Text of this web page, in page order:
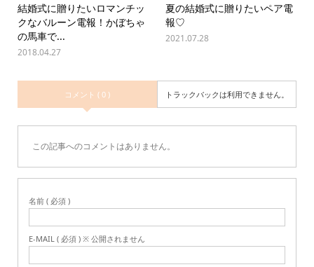
結婚式に贈りたいロマンチッ
クなバルーン電報！かぼちゃ
の馬車で...
2018.04.27
夏の結婚式に贈りたいペア電
報♡
2021.07.28
コメント ( 0 ) トラックバックは利用できません。
この記事へのコメントはありません。
名前 ( 必須 )
E-MAIL ( 必須 ) ※ 公開されません